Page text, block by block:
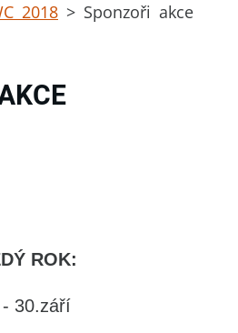
2018 > Sponzoři akce
ROK:
30.září